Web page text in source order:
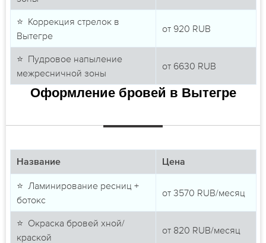
⭐ Коррекция стрелок в
Вытегре
от 920 RUB
⭐ Пудровое напыление
межресничной зоны
от 6630 RUB
Оформление бровей в Вытегре
Название Цена
⭐ Ламинирование ресниц +
ботокс
от 3570 RUB/месяц
⭐ Окраска бровей хной/
краской
от 820 RUB/месяц